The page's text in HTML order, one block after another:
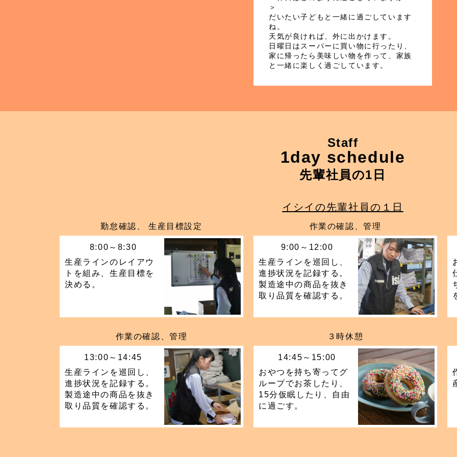
＞
だいたい子どもと一緒に過ごしています
ね。
天気が良ければ、外に出かけます。
日曜日はスーパーに買い物に行ったり、
家に帰ったら美味しい物を作って、家族
と一緒に楽しく過ごしています。
Staff
1day schedule
先輩社員の1日
イシイの先輩社員の１日
勤怠確認、 生産目標設定
8:00～8:30
生産ラインのレイアウ
トを組み、生産目標を
決める。
作業の確認、管理
9:00～12:00
生産ラインを巡回し、
進捗状況を記録する。
製造途中の商品を抜き
取り品質を確認する。
作業の確認、管理
13:00～14:45
生産ラインを巡回し、
進捗状況を記録する。
製造途中の商品を抜き
取り品質を確認する。
３時休憩
14:45～15:00
おやつを持ち寄ってグ
ループでお茶したり、
15分仮眠したり、自由
に過ごす。